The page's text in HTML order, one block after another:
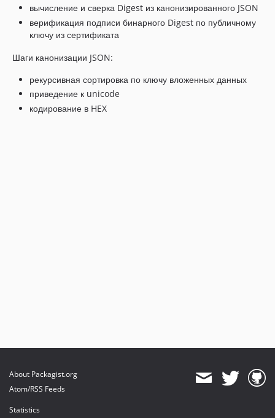
вычисление и сверка Digest из канонизированного JSON
верификация подписи бинарного Digest по публичному
ключу из сертификата
Шаги канонизации JSON:
рекурсивная сортировка по ключу вложенных данных
приведение к unicode
кодирование в HEX
About Packagist.org
Atom/RSS Feeds
Statistics